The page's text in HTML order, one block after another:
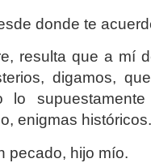
donde te
resulta que a mí
digamos,
lo
enigmas
pecado, hijo mío.